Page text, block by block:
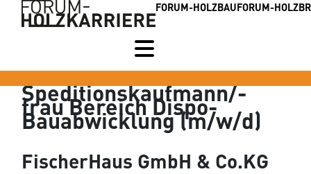
FORUM-HOLZBAUFORUM-
Speditionskaufmann/-
frau Bereich Dispo-
Bauabwicklung (m/w/d)
FischerHaus GmbH & Co.KG